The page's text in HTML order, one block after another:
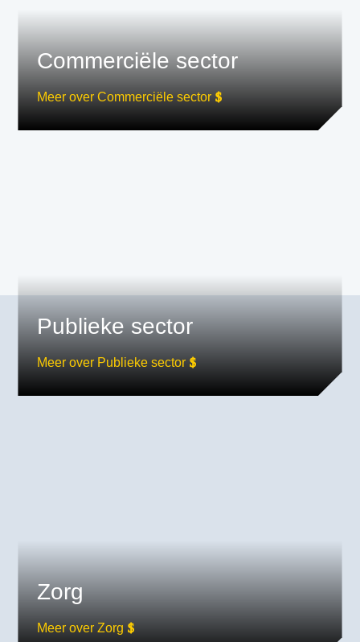
Commerciële sector
Meer over Commerciële sector
Publieke sector
Meer over Publieke sector
Zorg
Meer over Zorg